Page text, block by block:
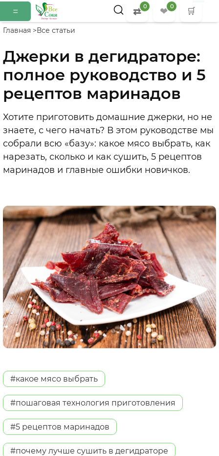
= ⇄ 0 ❤ 0 🛒
Главная >Все статьи
Джерки в дегидраторе:
полное руководство и 5
рецептов маринадов
Хотите приготовить домашние джерки, но не
знаете, с чего начать? В этом руководстве мы
собрали всю «базу»: какое мясо выбрать, как
нарезать, сколько и как сушить, 5 рецептов
маринадов и главные ошибки новичков.
#какое мясо выбрать
#пошаговая технология приготовления
#5 рецептов маринадов
#почему лучше сушить в дегидраторе